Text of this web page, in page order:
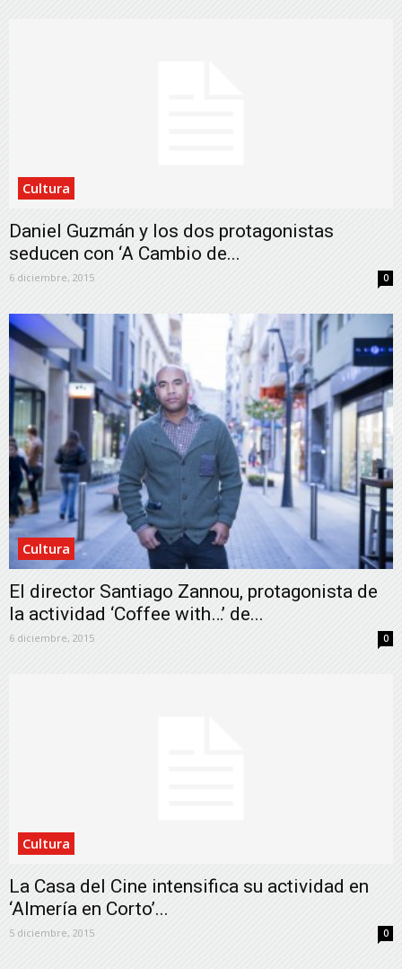
Cultura
Daniel Guzmán y los dos protagonistas
seducen con ‘A Cambio de...
6 diciembre, 2015 0
Cultura
El director Santiago Zannou, protagonista de
la actividad ‘Coffee with…’ de...
6 diciembre, 2015 0
Cultura
La Casa del Cine intensifica su actividad en
‘Almería en Corto’...
5 diciembre, 2015 0